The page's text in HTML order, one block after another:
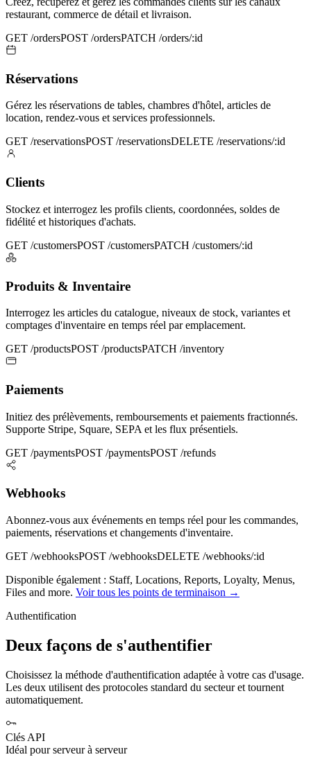
restaurant, commerce de détail et livraison.
GET /ordersPOST /ordersPATCH /orders/:id
Réservations
Gérez les réservations de tables, chambres d'hôtel, articles de
location, rendez-vous et services professionnels.
GET /reservationsPOST /reservationsDELETE /reservations/:id
Clients
Stockez et interrogez les profils clients, coordonnées, soldes de
fidélité et historiques d'achats.
GET /customersPOST /customersPATCH /customers/:id
Produits & Inventaire
Interrogez les articles du catalogue, niveaux de stock, variantes et
comptages d'inventaire en temps réel par emplacement.
GET /productsPOST /productsPATCH /inventory
Paiements
Initiez des prélèvements, remboursements et paiements fractionnés.
Supporte Stripe, Square, SEPA et les flux présentiels.
GET /paymentsPOST /paymentsPOST /refunds
Webhooks
Abonnez-vous aux événements en temps réel pour les commandes,
paiements, réservations et changements d'inventaire.
GET /webhooksPOST /webhooksDELETE /webhooks/:id
Disponible également : Staff, Locations, Reports, Loyalty, Menus,
Files and more. Voir tous les points de terminaison →
Authentification
Deux façons de s'authentifier
Choisissez la méthode d'authentification adaptée à votre cas d'usage.
Les deux utilisent des protocoles standard du secteur et tournent
automatiquement.
Clés API
Idéal pour serveur à serveur